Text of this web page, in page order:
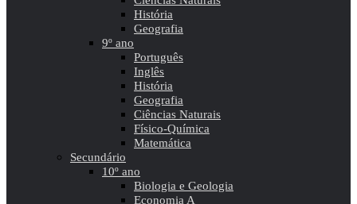
História
Geografia
9º ano
Português
Inglês
História
Geografia
Ciências Naturais
Físico-Química
Matemática
Secundário
10º ano
Biologia e Geologia
Economia A